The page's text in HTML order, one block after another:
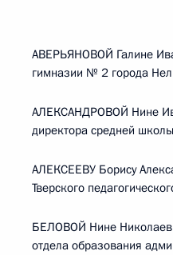
АВЕРЬЯНОВОЙ Галине
гимназии № 2 города
АЛЕКСАНДРОВОЙ Нине
директора средней
АЛЕКСЕЕВУ Борису
Тверского
БЕЛОВОЙ Нине
отдела образования